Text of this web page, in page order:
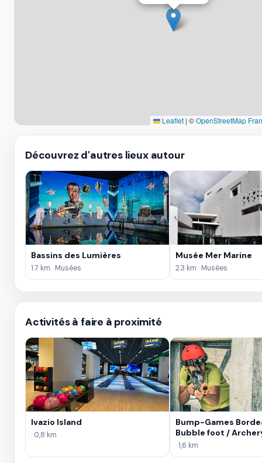
Leaflet | ©OpenStreetMap
Découvrez d'autres lieux autour
Bassins des Lumières
1.7 km · Musées
Musée Mer Marine
2.3 km · Musées
Activités à faire à proximité
Ivazio Island
· 0,8 km
Bump-Games
Bubble foot /
Laser Game
· 1,6 km